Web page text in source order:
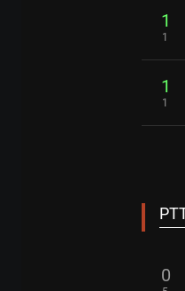
1
1
1
1
0